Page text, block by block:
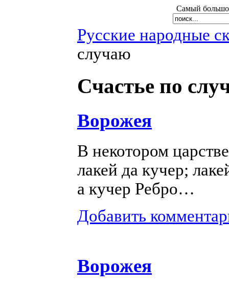
Самый
Русские народные
случаю
Счастье по
Ворожея
В некотором
лакей да кучер;
а кучер Ребро…
Добавить
Ворожея